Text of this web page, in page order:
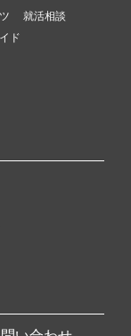
就活相談
ド